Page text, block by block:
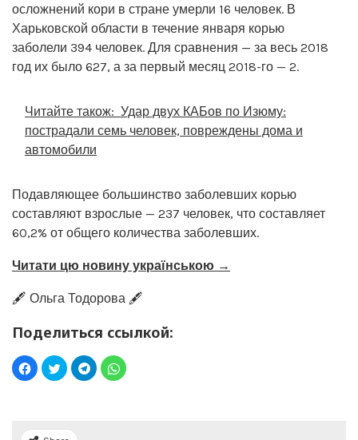
осложнений кори в стране умерли 16 человек. В
Харьковской области в течение января корью
заболели 394 человек. Для сравнения — за весь 2018
год их было 627, а за первый месяц 2018-го — 2.
Читайте також: Удар двух КАБов по Изюму:
пострадали семь человек, повреждены дома и
автомобили
Подавляющее большинство заболевших корью
составляют взрослые — 237 человек, что составляет
60,2% от общего количества заболевших.
Читати цю новину українською →
🖋️ Ольга Тодорова 🖋️
Поделиться ссылкой: